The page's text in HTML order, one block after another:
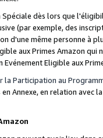
dès lors que
(par exemple, des
d'une même personne à
aux Primes Amazon qui
Evénement Eligible aux
la Participation au
Annexe, en relation avec